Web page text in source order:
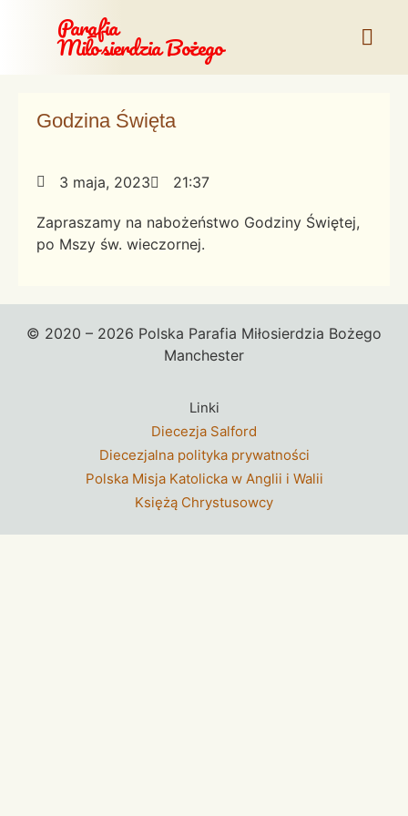
Parafia
Miłosierdzia Bożego
Godzina Święta
3 maja, 2023 21:37
Zapraszamy na nabożeństwo Godziny Świętej,
po Mszy św. wieczornej.
© 2020 – 2026 Polska Parafia Miłosierdzia Bożego
Manchester
Linki
Diecezja Salford
Diecezjalna polityka prywatności
Polska Misja Katolicka w Anglii i Walii
Księżą Chrystusowcy